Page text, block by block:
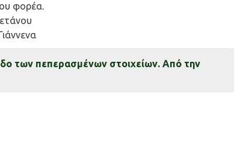
φορέα.
των πεπερασμένων στοιχείων. Από την